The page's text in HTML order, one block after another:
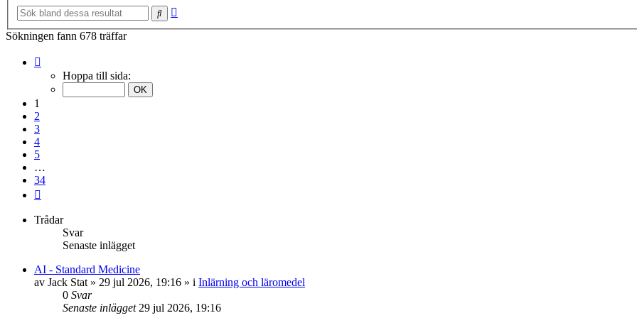
Sök
Sökningen fann 678 träffar
Hoppa till sida:
1
2
3
4
5
…
34
Trådar
Svar
Senaste inlägget
AI - Standard Medicine
av Jack Stat » 29 jul 2026, 19:16 » i Inlärning och läromedel
0 Svar
Senaste inlägget 29 jul 2026, 19:16